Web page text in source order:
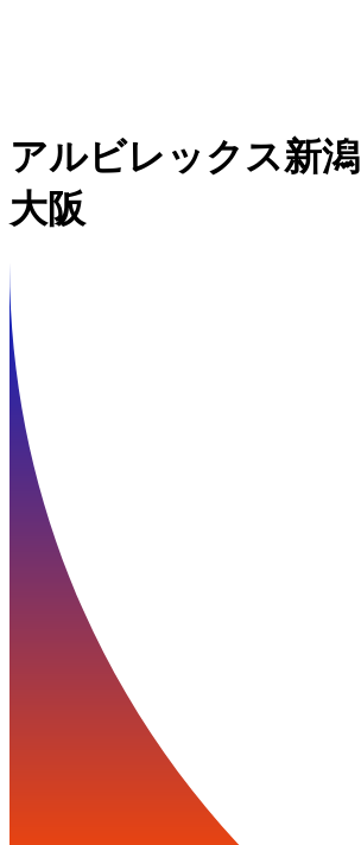
アルビレックス新潟
大阪